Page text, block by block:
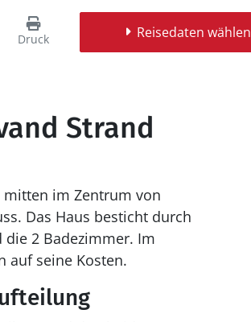
Druck Reisedaten wählen
Strand
mitten im Zentrum von
Das Haus besticht durch
die 2 Badezimmer. Im
auf seine Kosten.